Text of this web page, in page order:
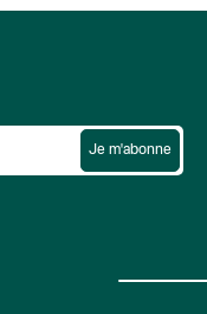
Je m'abonne